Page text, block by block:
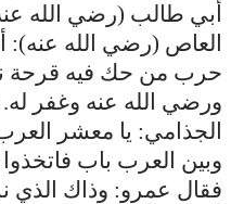
أبي طالب (رضي الله
العاص (رضي الله عنه):
حرب من حك فيه قرحة
ورضي الله عنه وغفر
الجذامي: يا معشر
وبين العرب باب فاتخذوا
فقال عمرو: وذاك الذي